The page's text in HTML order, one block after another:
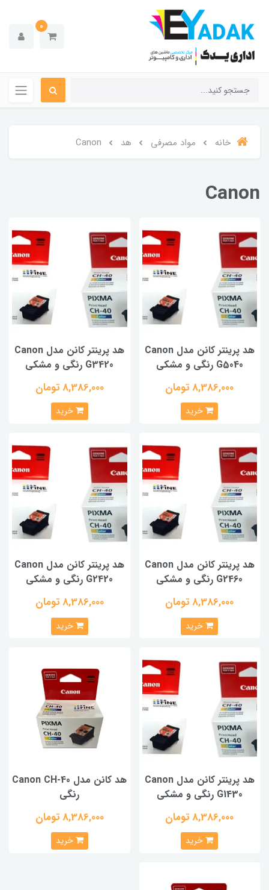
0
خانه مواد مصرفی هد Canon
Canon
هد پرینتر کانن مدل Canon
G5040 رنگی و مشکی
8,386,000 تومان
خرید
هد پرینتر کانن مدل Canon
G3420 رنگی و مشکی
8,386,000 تومان
خرید
هد پرینتر کانن مدل Canon
G2460 رنگی و مشکی
8,386,000 تومان
خرید
هد پرینتر کانن مدل Canon
G2420 رنگی و مشکی
8,386,000 تومان
خرید
هد پرینتر کانن مدل Canon
G1430 رنگی و مشکی
8,386,000 تومان
خرید
هد کانن مدل Canon CH-40
رنگی
8,386,000 تومان
خرید